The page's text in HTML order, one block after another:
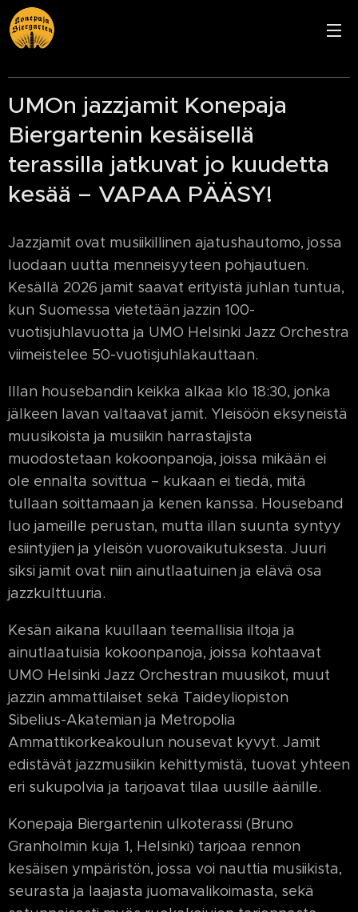
UMOn jazzjamit Konepaja
Biergartenin kesäisellä
terassilla jatkuvat jo kuudetta
kesää – VAPAA PÄÄSY!
Jazzjamit ovat musiikillinen ajatushautomo, jossa
luodaan uutta menneisyyteen pohjautuen.
Kesällä 2026 jamit saavat erityistä juhlan tuntua,
kun Suomessa vietetään jazzin 100-
vuotisjuhlavuotta ja UMO Helsinki Jazz Orchestra
viimeistelee 50-vuotisjuhlakauttaan.
Illan housebandin keikka alkaa klo 18:30, jonka
jälkeen lavan valtaavat jamit. Yleisöön eksyneistä
muusikoista ja musiikin harrastajista
muodostetaan kokoonpanoja, joissa mikään ei
ole ennalta sovittua – kukaan ei tiedä, mitä
tullaan soittamaan ja kenen kanssa. Houseband
luo jameille perustan, mutta illan suunta syntyy
esiintyjien ja yleisön vuorovaikutuksesta. Juuri
siksi jamit ovat niin ainutlaatuinen ja elävä osa
jazzkulttuuria.
Kesän aikana kuullaan teemallisia iltoja ja
ainutlaatuisia kokoonpanoja, joissa kohtaavat
UMO Helsinki Jazz Orchestran muusikot, muut
jazzin ammattilaiset sekä Taideyliopiston
Sibelius-Akatemian ja Metropolia
Ammattikorkeakoulun nousevat kyvyt. Jamit
edistävät jazzmusiikin kehittymistä, tuovat yhteen
eri sukupolvia ja tarjoavat tilaa uusille äänille.
Konepaja Biergartenin ulkoterassi (Bruno
Granholmin kuja 1, Helsinki) tarjoaa rennon
kesäisen ympäristön, jossa voi nauttia musiikista,
seurasta ja laajasta juomavalikoimasta, sekä